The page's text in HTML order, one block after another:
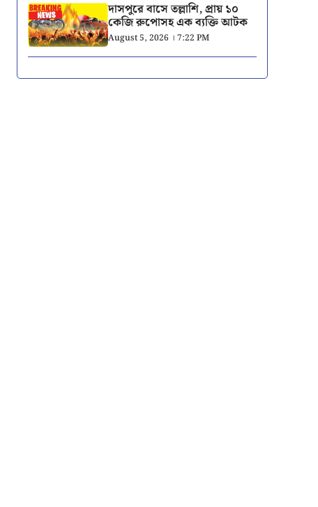
দাসপুরে বাসে তল্লাশি, প্রায় ১০
কেজি রুপোসহ এক ব্যক্তি আটক
August 5, 2026 । 7:22 PM